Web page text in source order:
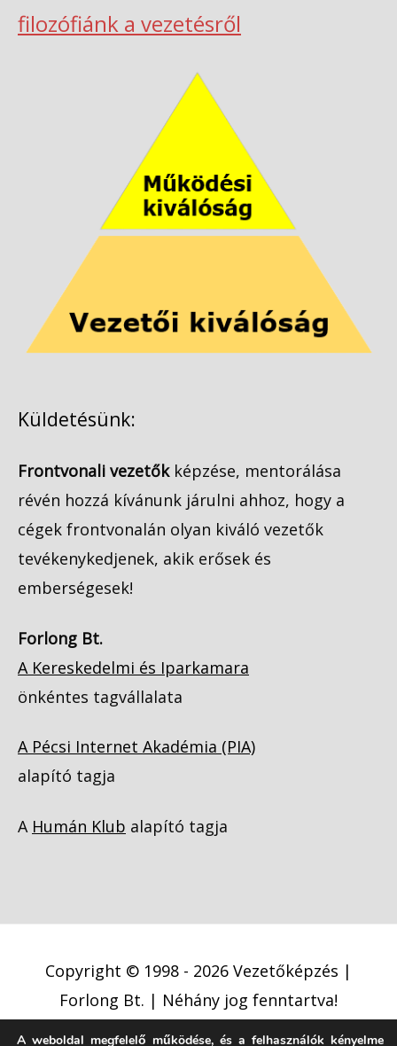
filozófiánk a vezetésről
Küldetésünk:
Frontvonali vezetőkképzése, mentorálása
révén hozzá kívánunk járulni ahhoz, hogy a
cégek frontvonalán olyan kiváló vezetők
tevékenykedjenek, akik erősek és
emberségesek!
Forlong Bt.
A Kereskedelmi és Iparkamara
önkéntes tagvállalata
A Pécsi Internet Akadémia (PIA)
alapító tagja
A Humán Klub alapító tagja
Copyright © 1998 - 2026 Vezetőképzés |
Forlong Bt. | Néhány jog fenntartva!
A weboldal megfelelő működése, és a felhasználók kényelme